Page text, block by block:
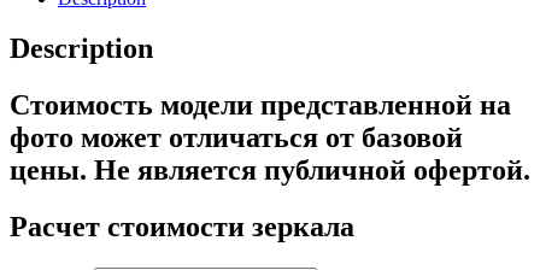
Description
Стоимость модели представленной на
фото может отличаться от базовой
цены. Не является публичной офертой.
Расчет стоимости зеркала